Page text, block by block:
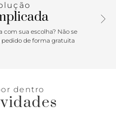
com total praticidade.
calce. O sapato de salto
com o maior estilo.
em bloco vai bem com
quanto para aquele
sua escolha? Não se
pedido de forma gratuita
dentro